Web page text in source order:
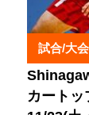
試合/大会
カートッ